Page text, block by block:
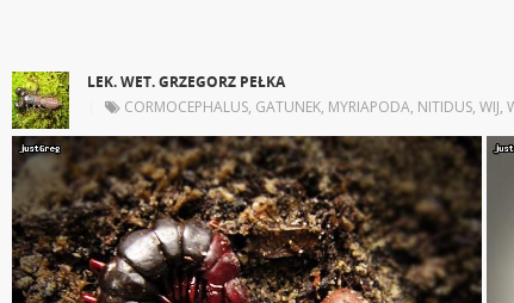
LEK. WET. GRZEGORZ PEŁKA
CORMOCEPHALUS, GATUNEK, MYRIAPODA, NITIDUS, WIJ,